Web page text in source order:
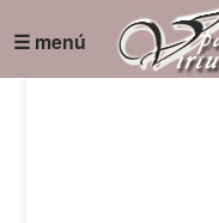
☰ menú